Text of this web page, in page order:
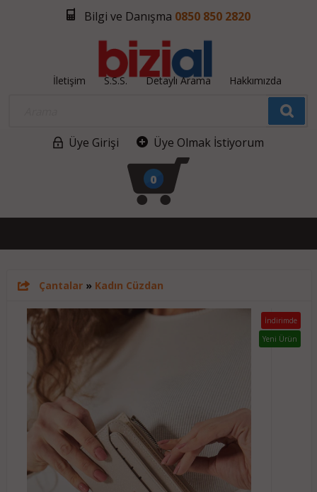
Bilgi ve Danışma 0850 850 2820
İletişim S.S.S. Detaylı Arama Hakkımızda
Üye Girişi Üye Olmak İstiyorum
0
Çantalar» Kadın Cüzdan
İndirimde
Yeni Ürün